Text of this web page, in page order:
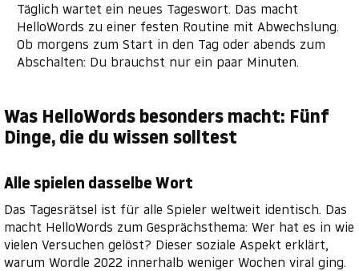
Täglich wartet ein neues Tageswort. Das macht
HelloWords zu einer festen Routine mit Abwechslung.
Ob morgens zum Start in den Tag oder abends zum
Abschalten: Du brauchst nur ein paar Minuten.
Was HelloWords besonders macht: Fünf
Dinge, die du wissen solltest
Alle spielen dasselbe Wort
Das Tagesrätsel ist für alle Spieler weltweit identisch. Das
macht HelloWords zum Gesprächsthema: Wer hat es in wie
vielen Versuchen gelöst? Dieser soziale Aspekt erklärt,
warum Wordle 2022 innerhalb weniger Wochen viral ging.